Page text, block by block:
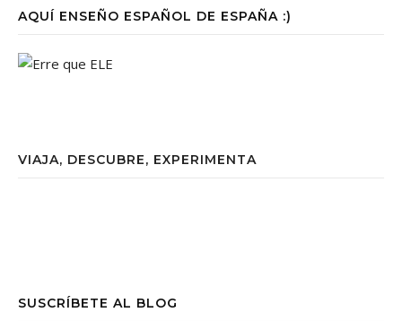
AQUÍ ENSEÑO ESPAÑOL DE ESPAÑA :)
VIAJA, DESCUBRE, EXPERIMENTA
SUSCRÍBETE AL BLOG